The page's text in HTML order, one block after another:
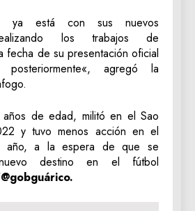
ya está con sus nuevos
los trabajos de
fecha de su presentación oficial
posteriormente«, agregó la
de edad, militó en el Sao
y tuvo menos acción en el
año, a la espera de que se
destino en el fútbol